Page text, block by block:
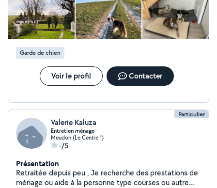
Garde de chien
Voir le profil Contacter
Particulier
Valerie Kaluza
Entretien ménage
Meudon (Le Centre 1)
-/5
Présentation
Retraitée depuis peu , Je recherche des prestations de
ménage ou aide à la personne type courses ou autre